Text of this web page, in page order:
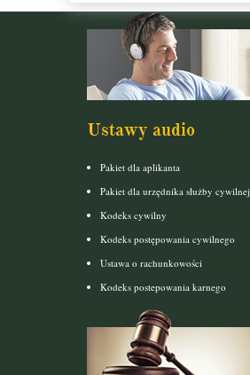
Ustawy audio
Pakiet dla aplikanta
Pakiet dla urzędnika służby cywilnej
Kodeks cywilny
Kodeks postępowania cywilnego
Ustawa o rachunkowości
Kodeks postepowania karnego